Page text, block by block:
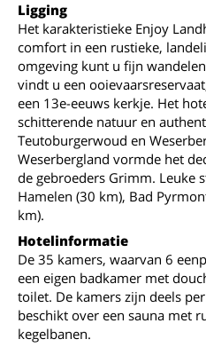
Ligging
Het karakteristieke Enjoy
comfort in een rustieke,
omgeving kunt u fijn
vindt u een
een 13e-eeuws kerkje. Het
schitterende natuur en
Teutoburgerwoud en
Weserbergland vormde het
de gebroeders Grimm. Leuke
Hamelen (30 km), Bad
km).
Hotelinformatie
De 35 kamers, waarvan 6
een eigen badkamer met
toilet. De kamers zijn deels
beschikt over een sauna met
kegelbanen.